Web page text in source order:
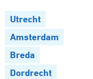
Utrecht
Amsterdam
Breda
Dordrecht